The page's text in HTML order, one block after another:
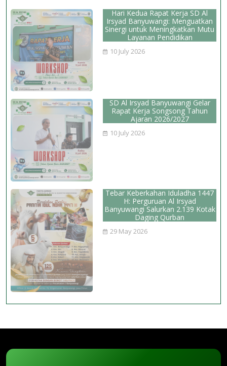
Silat
02SN
Tahun
Hari Kedua Rapat Kerja SD Al
Irsyad Banyuwangi: Menguatkan
Sinergi untuk Meningkatkan Mutu
Layanan Pendidikan
10 July 2026
SD Al Irsyad Banyuwangi Gelar
Rapat Kerja Songsong Tahun
Ajaran 2026/2027
10 July 2026
Tebar Keberkahan Iduladha 1447
H: Perguruan Al Irsyad
Banyuwangi Salurkan 2.139 Kotak
Daging Qurban
29 May 2026